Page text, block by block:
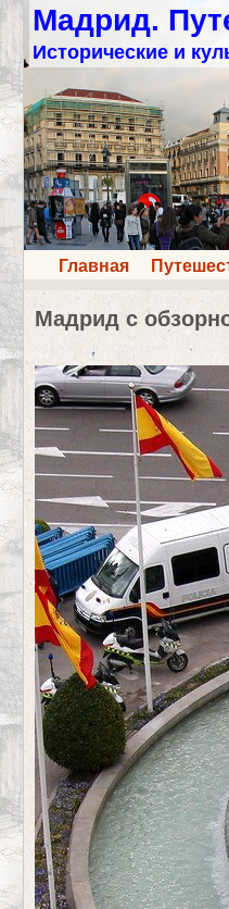
Мадрид.
Исторические и
Главная
Мадрид с